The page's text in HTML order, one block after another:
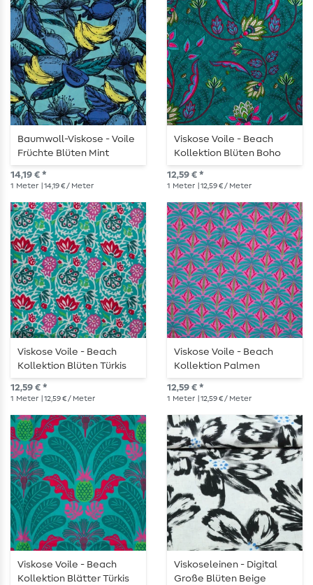
Baumwoll-Viskose - Voile
Früchte Blüten Mint
14,19 € *
1 Meter | 14,19 € / Meter
Viskose Voile - Beach
Kollektion Blüten Boho
Petrol
12,59 € *
1 Meter | 12,59 € / Meter
Viskose Voile - Beach
Kollektion Blüten Türkis
12,59 € *
1 Meter | 12,59 € / Meter
Viskose Voile - Beach
Kollektion Palmen
Dunkelrosa
12,59 € *
1 Meter | 12,59 € / Meter
Viskose Voile - Beach
Kollektion Blätter Türkis
Viskoseleinen - Digital
Große Blüten Beige